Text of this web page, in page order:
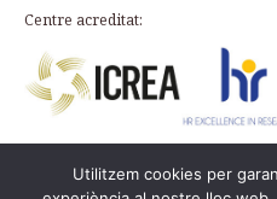
Centre acreditat:
Plaça d’en Rovellat, s/n,
Utilitzem cookies per